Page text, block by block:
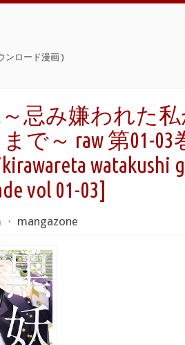
ンロード漫画 )
忌み嫌われた
で～ raw 第01-03
watakushi
vol 01-03]
⋅ mangazone